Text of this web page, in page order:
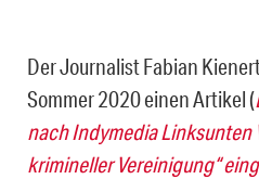
Der Journalist Fabian
Sommer 2020 einen Artikel (
nach Indymedia Linksunten
krimineller Vereinigung“